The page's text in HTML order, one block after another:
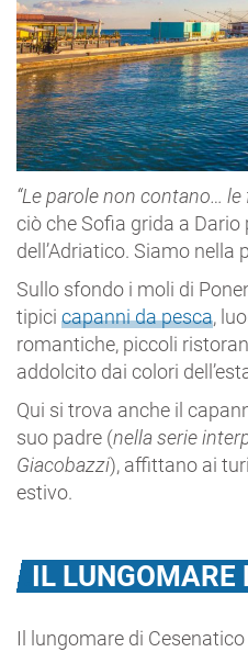
“Le parole non contano…
ciò che Sofia grida a
dell’Adriatico. Siamo nella
Sullo sfondo i moli di
tipici capanni da pesca,
romantiche, piccoli
addolcito dai colori
Qui si trova anche il
suo padre (nella serie
Giacobazzi), affittano ai
estivo.
IL LUNGOMARE
Il lungomare di Cesenatico